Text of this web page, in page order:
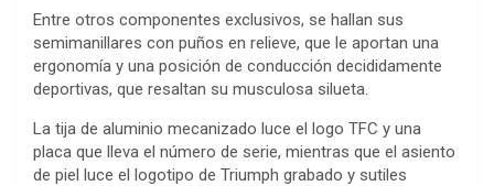
Entre otros componentes exclusivos, se hallan sus
semimanillares con puños en relieve, que le aportan una
ergonomía y una posición de conducción decididamente
deportivas, que resaltan su musculosa silueta.
La tija de aluminio mecanizado luce el logo TFC y una
placa que lleva el número de serie, mientras que el asiento
de piel luce el logotipo de Triumph grabado y sutiles